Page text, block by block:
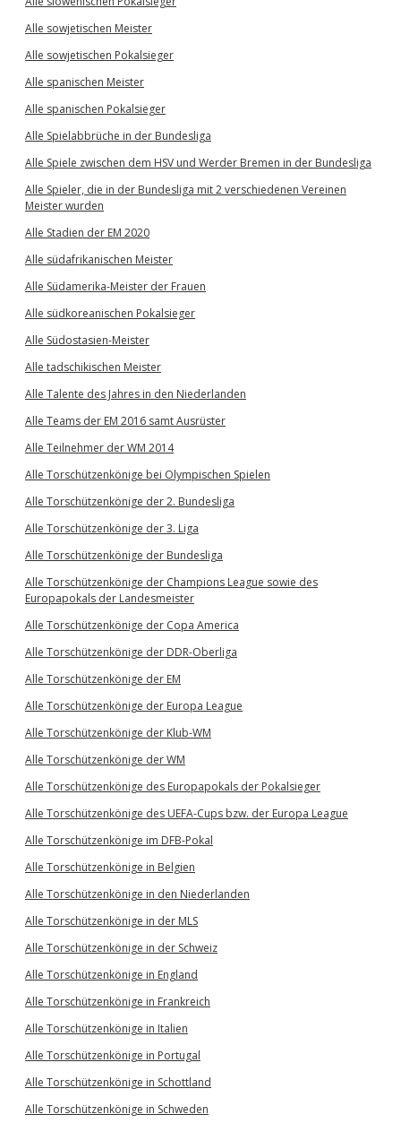
Alle sowjetischen Meister
Alle sowjetischen Pokalsieger
Alle spanischen Meister
Alle spanischen Pokalsieger
Alle Spielabbrüche in der Bundesliga
Alle Spiele zwischen dem HSV und Werder Bremen in der Bundesliga
Alle Spieler, die in der Bundesliga mit 2 verschiedenen Vereinen
Meister wurden
Alle Stadien der EM 2020
Alle südafrikanischen Meister
Alle Südamerika-Meister der Frauen
Alle südkoreanischen Pokalsieger
Alle Südostasien-Meister
Alle tadschikischen Meister
Alle Talente des Jahres in den Niederlanden
Alle Teams der EM 2016 samt Ausrüster
Alle Teilnehmer der WM 2014
Alle Torschützenkönige bei Olympischen Spielen
Alle Torschützenkönige der 2. Bundesliga
Alle Torschützenkönige der 3. Liga
Alle Torschützenkönige der Bundesliga
Alle Torschützenkönige der Champions League sowie des
Europapokals der Landesmeister
Alle Torschützenkönige der Copa America
Alle Torschützenkönige der DDR-Oberliga
Alle Torschützenkönige der EM
Alle Torschützenkönige der Europa League
Alle Torschützenkönige der Klub-WM
Alle Torschützenkönige der WM
Alle Torschützenkönige des Europapokals der Pokalsieger
Alle Torschützenkönige des UEFA-Cups bzw. der Europa League
Alle Torschützenkönige im DFB-Pokal
Alle Torschützenkönige in Belgien
Alle Torschützenkönige in den Niederlanden
Alle Torschützenkönige in der MLS
Alle Torschützenkönige in der Schweiz
Alle Torschützenkönige in England
Alle Torschützenkönige in Frankreich
Alle Torschützenkönige in Italien
Alle Torschützenkönige in Portugal
Alle Torschützenkönige in Schottland
Alle Torschützenkönige in Schweden